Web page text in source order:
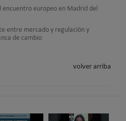
encuentro europeo en Madrid del
entre mercado y regulación y
de cambio
volver arriba